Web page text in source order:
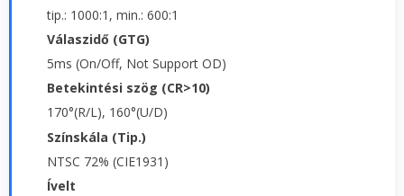
tip.: 1000:1, min.: 600:1
Válaszidő (GTG)
5ms (On/Off, Not Support OD)
Betekintési szög (CR>10)
170°(R/L), 160°(U/D)
Színskála (Tip.)
NTSC 72% (CIE1931)
Ívelt